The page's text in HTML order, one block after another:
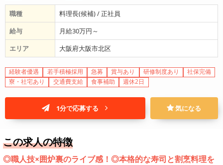
職種
料理長(候補) / 正社員
給与
月給30万円～
エリア
大阪府大阪市北区
経験者優遇 若手積極採用 急募 賞与あり 研修制度あり
社保完備
寮・社宅あり
交通費支給 食事補助 週休2日
1分で応募する 気になる
この求人の特徴
◎職人技×囲炉裏のライブ感！◎本格的な寿司と割烹料理を